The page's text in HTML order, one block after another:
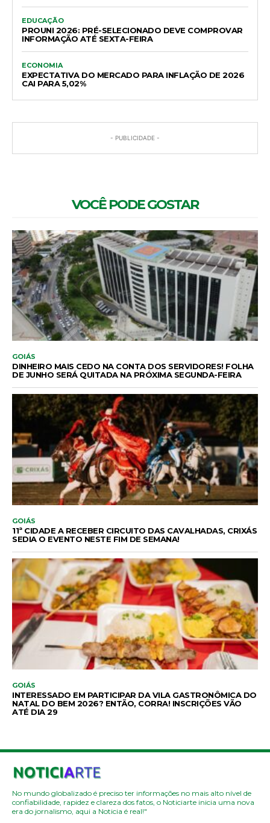
EDUCAÇÃO
PROUNI 2026: PRÉ-SELECIONADO DEVE COMPROVAR
INFORMAÇÃO ATÉ SEXTA-FEIRA
ECONOMIA
EXPECTATIVA DO MERCADO PARA INFLAÇÃO DE 2026
CAI PARA 5,02%
- PUBLICIDADE -
VOCÊ PODE GOSTAR
GOIÁS
DINHEIRO MAIS CEDO NA CONTA DOS SERVIDORES! FOLHA
DE JUNHO SERÁ QUITADA NA PRÓXIMA SEGUNDA-FEIRA
GOIÁS
11ª CIDADE A RECEBER CIRCUITO DAS CAVALHADAS, CRIXÁS
SEDIA O EVENTO NESTE FIM DE SEMANA!
GOIÁS
INTERESSADO EM PARTICIPAR DA VILA GASTRONÔMICA DO
NATAL DO BEM 2026? ENTÃO, CORRA! INSCRIÇÕES VÃO
ATÉ DIA 29
No mundo globalizado é preciso ter informações no mais alto nível de
confiabilidade, rapidez e clareza dos fatos, o Noticiarte inicia uma nova
era do jornalismo, aqui a Noticia é real!"